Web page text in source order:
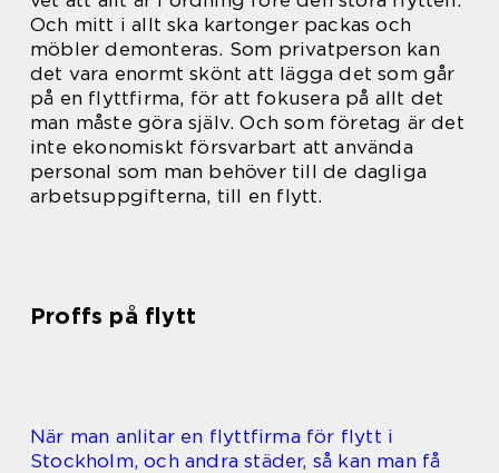
Och mitt i allt ska kartonger packas och
möbler demonteras. Som privatperson kan
det vara enormt skönt att lägga det som går
på en flyttfirma, för att fokusera på allt det
man måste göra själv. Och som företag är det
inte ekonomiskt försvarbart att använda
personal som man behöver till de dagliga
arbetsuppgifterna, till en flytt.
Proffs på flytt
När man anlitar en flyttfirma för flytt i
Stockholm, och andra städer, så kan man få